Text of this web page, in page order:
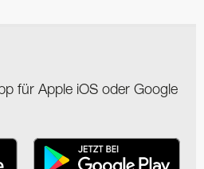
für Apple iOS oder Google